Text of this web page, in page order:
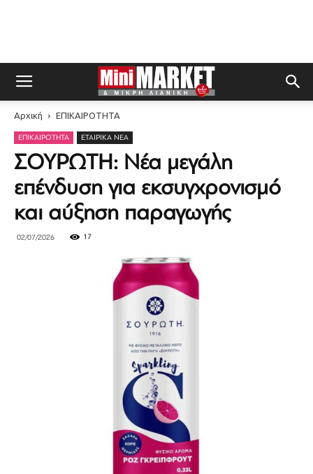
Αρχική ΕΠΙΚΑΙΡΟΤΗΤΑ
ΕΠΙΚΑΙΡΟΤΗΤΑ ΕΤΑΙΡΙΚΆ ΝΈΑ
ΣΟΥΡΩΤΗ: Νέα μεγάλη
επένδυση για εκσυγχρονισμό
και αύξηση παραγωγής
02/07/2026 17